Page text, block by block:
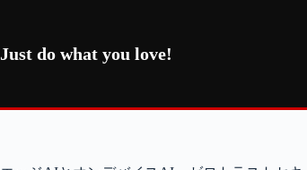
テ
ン
Just do what you love!